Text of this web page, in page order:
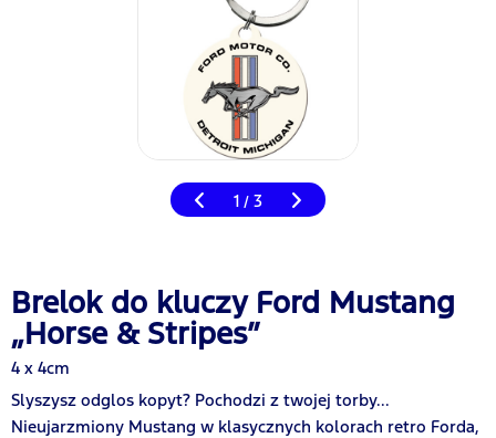
1 / 3
Brelok do kluczy Ford Mustang
„Horse & Stripes”
4 x 4cm
Slyszysz odglos kopyt? Pochodzi z twojej torby...
Nieujarzmiony Mustang w klasycznych kolorach retro Forda,